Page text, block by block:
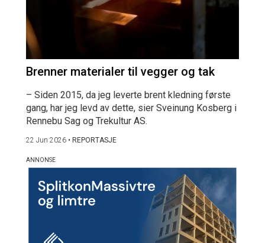
Brenner materialer til vegger og tak
– Siden 2015, da jeg leverte brent kledning første
gang, har jeg levd av dette, sier Sveinung Kosberg i
Rennebu Sag og Trekultur AS.
22 Jun 2026 • REPORTASJE